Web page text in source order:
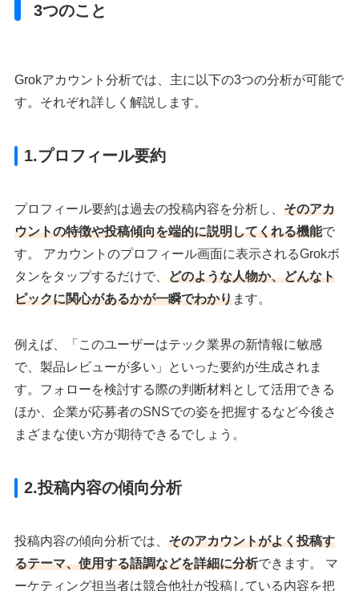
3つのこと
Grokアカウント分析では、主に以下の3つの分析が可能で
す。それぞれ詳しく解説します。
1.プロフィール要約
プロフィール要約は過去の投稿内容を分析し、そのアカ
ウントの特徴や投稿傾向を端的に説明してくれる機能で
す。 アカウントのプロフィール画面に表示されるGrokボ
タンをタップするだけで、どのような人物か、どんなト
ピックに関心があるかが一瞬でわかります。
例えば、「このユーザーはテック業界の新情報に敏感
で、製品レビューが多い」といった要約が生成されま
す。フォローを検討する際の判断材料として活用できる
ほか、企業が応募者のSNSでの姿を把握するなど今後さ
まざまな使い方が期待できるでしょう。
2.投稿内容の傾向分析
投稿内容の傾向分析では、そのアカウントがよく投稿す
るテーマ、使用する語調などを詳細に分析できます。 マ
ーケティング担当者は競合他社が投稿している内容を把